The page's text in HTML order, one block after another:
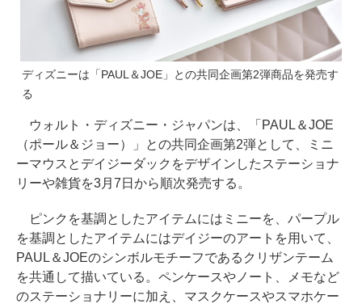
ディズニーは「PAUL＆JOE」との共同企画第2弾商品を発売す
る
ウォルト・ディズニー・ジャパンは、「PAUL＆JOE
（ポール＆ジョー）」との共同企画第2弾として、ミニ
ーマウスとデイジーダックをデザインしたステーショナ
リーや雑貨を3月7日から順次発売する。
ピンクを基調としたアイテムにはミニーを、パープル
を基調としたアイテムにはデイジーのアートを用いて、
PAUL＆JOEのシンボルモチーフであるクリザンテーム
を共通して描いている。ペンケースやノート、メモなど
のステーショナリーに加え、マスクケースやスマホケー